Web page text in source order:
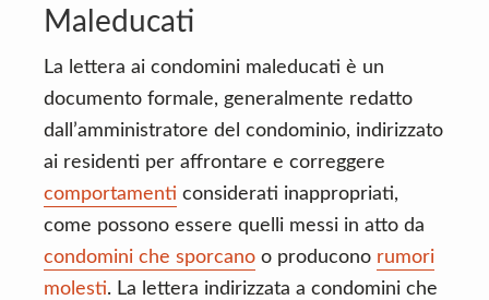
Maleducati
La lettera ai condomini maleducati è un
documento formale, generalmente redatto
dall’amministratore del condominio, indirizzato
ai residenti per affrontare e correggere
comportamenti considerati inappropriati,
come possono essere quelli messi in atto da
condomini che sporcano o producono rumori
molesti. La lettera indirizzata a condomini che